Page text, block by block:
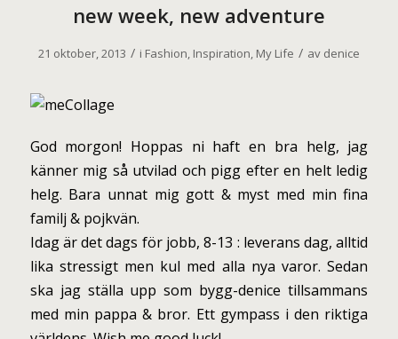
new week, new adventure
21 oktober, 2013 / i Fashion, Inspiration, My Life / av denice
God morgon! Hoppas ni haft en bra helg, jag
känner mig så utvilad och pigg efter en helt ledig
helg. Bara unnat mig gott & myst med min fina
familj & pojkvän.
Idag är det dags för jobb, 8-13 : leverans dag, alltid
lika stressigt men kul med alla nya varor. Sedan
ska jag ställa upp som bygg-denice tillsammans
med min pappa & bror. Ett gympass i den riktiga